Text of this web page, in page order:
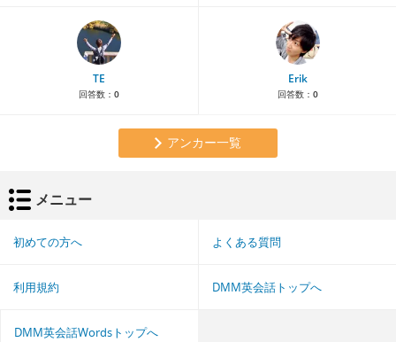
TE
回答数： 0
Erik
回答数： 0
アンカー一覧
メニュー
初めての方へ よくある質問
利用規約 DMM英会話トップへ
DMM英会話Wordsトップへ